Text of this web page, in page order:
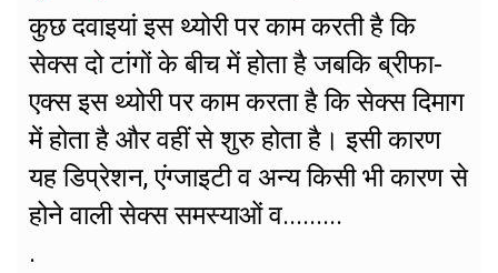
कुछ दवाइयां इस थ्योरी पर काम करती है कि
सेक्स दो टांगों के बीच में होता है जबकि ब्रीफा-
एक्स इस थ्योरी पर काम करता है कि सेक्स दिमाग
में होता है और वहीं से शुरु होता है। इसी कारण
यह डिप्रेशन, एंग्जाइटी व अन्य किसी भी कारण से
होने वाली सेक्स समस्याओं व.........
.